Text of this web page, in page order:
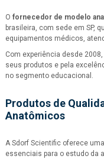
O fornecedor de modelo
brasileira, com sede em SP,
equipamentos médicos,
Com experiência desde
seus produtos e pela
no segmento educacional.
Produtos de
Anatômicos
A Sdorf Scientific oferece
essenciais para o estudo da